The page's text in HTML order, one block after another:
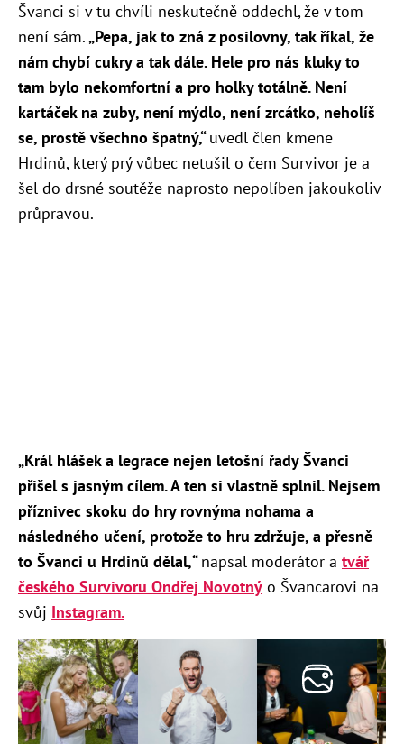
Švanci si v tu chvíli neskutečně oddechl, že v tom
není sám.„Pepa, jak to zná z posilovny, tak říkal, že
nám chybí cukry a tak dále. Hele pro nás kluky to
tam bylo nekomfortní a pro holky totálně. Není
kartáček na zuby, není mýdlo, není zrcátko, neholíš
se, prostě všechno špatný,“uvedl člen kmene
Hrdinů, který prý vůbec netušil o čem Survivor je a
šel do drsné soutěže naprosto nepolíben jakoukoliv
průpravou.
„Král hlášek a legrace nejen letošní řady Švanci
přišel s jasným cílem. A ten si vlastně splnil. Nejsem
příznivec skoku do hry rovnýma nohama a
následného učení, protože to hru zdržuje, a přesně
to Švanci u Hrdinů dělal,“ napsal moderátor a tvář
českého Survivoru Ondřej Novotný o Švancarovi na
svůj Instagram.